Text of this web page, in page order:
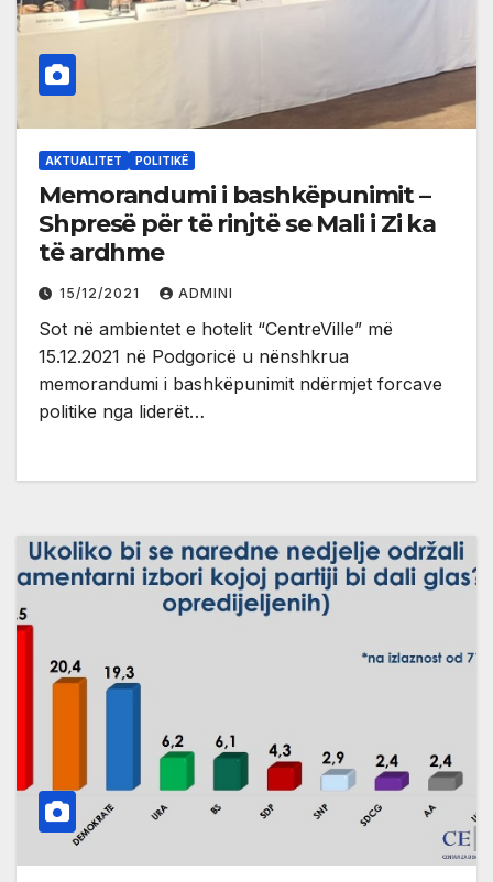
AKTUALITET POLITIKË
Memorandumi i bashkëpunimit –
Shpresë për të rinjtë se Mali i Zi ka
të ardhme
15/12/2021 ADMINI
Sot në ambientet e hotelit “CentreVille” më
15.12.2021 në Podgoricë u nënshkrua
memorandumi i bashkëpunimit ndërmjet forcave
politike nga liderët…